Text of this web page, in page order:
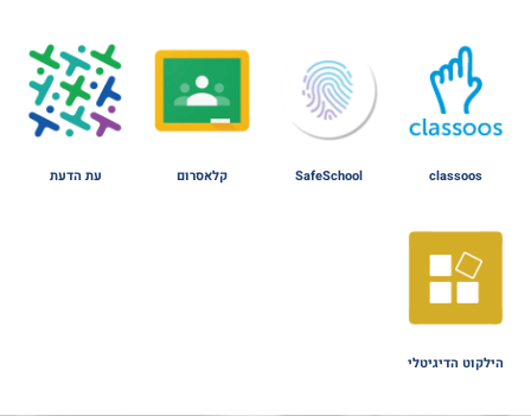
classoos
SafeSchool קלאסרום עת הדעת
הילקוט הדיגיטלי